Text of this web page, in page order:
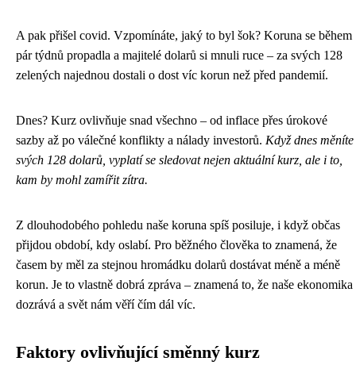
A pak přišel covid. Vzpomínáte, jaký to byl šok? Koruna se během
pár týdnů propadla a majitelé dolarů si mnuli ruce – za svých 128
zelených najednou dostali o dost víc korun než před pandemií.
Dnes? Kurz ovlivňuje snad všechno – od inflace přes úrokové
sazby až po válečné konflikty a nálady investorů. Když dnes měníte
svých 128 dolarů, vyplatí se sledovat nejen aktuální kurz, ale i to,
kam by mohl zamířit zítra.
Z dlouhodobého pohledu naše koruna spíš posiluje, i když občas
přijdou období, kdy oslabí. Pro běžného člověka to znamená, že
časem by měl za stejnou hromádku dolarů dostávat méně a méně
korun. Je to vlastně dobrá zpráva – znamená to, že naše ekonomika
dozrává a svět nám věří čím dál víc.
Faktory ovlivňující směnný kurz